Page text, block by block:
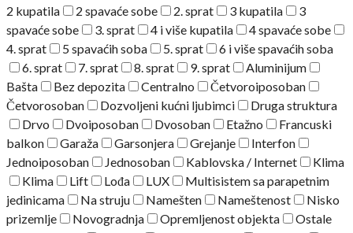
2 kupatila
2 spavaće sobe 2. sprat 3 kupatila
3
spavaće sobe
3. sprat 4 i više kupatila
4 spavaće sobe
4. sprat
5 spavaćih soba 5. sprat
6 i više spavaćih soba
6. sprat
7. sprat 8. sprat 9. sprat
Aluminijum
Bašta
Bez depozita Centralno
Četvoroiposoban
Četvorosoban
Dozvoljeni kućni ljubimci
Druga struktura
Drvo
Dvoiposoban Dvosoban Etažno
Francuski
balkon
Garaža Garsonjera Grejanje
Interfon
Jednoiposoban
Jednosoban Kablovska / Internet
Klima
Klima
Lift Lođa LUX
Multisistem sa parapetnim
jedinicama
Na struju Namešten Nameštenost
Nisko
prizemlje
Novogradnja Opremljenost objekta
Ostale